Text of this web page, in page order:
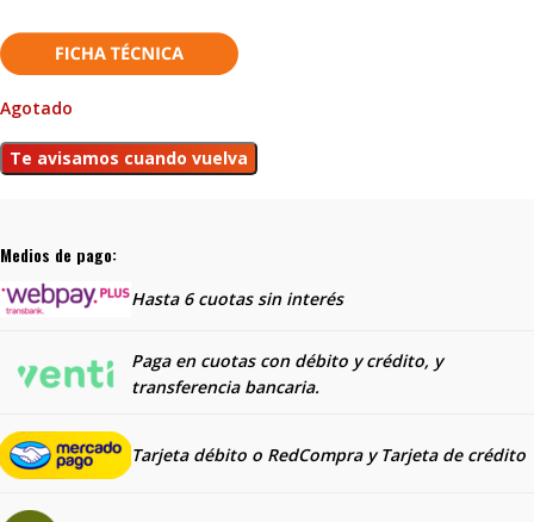
Agotado
Medios de pago:
Hasta 6 cuotas sin interés
Paga en cuotas con débito y crédito, y
transferencia bancaria.
Tarjeta débito o RedCompra y Tarjeta de crédito